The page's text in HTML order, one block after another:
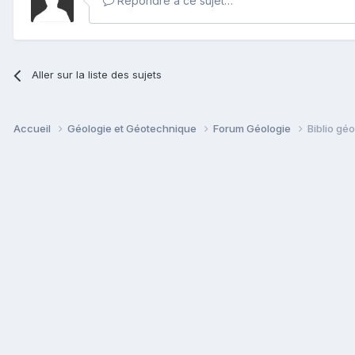
Aller sur la liste des sujets
Accueil Géologie et Géotechnique Forum Géologie Biblio